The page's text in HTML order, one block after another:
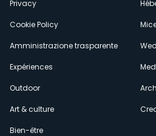
Privacy
Cookie Policy
Amministrazione trasparente
Expériences
Outdoor
Art & culture
Bien-être